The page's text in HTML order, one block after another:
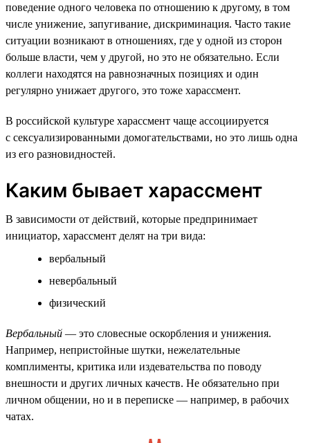
поведение одного человека по отношению к другому, в том
числе унижение, запугивание, дискриминация. Часто такие
ситуации возникают в отношениях, где у одной из сторон
больше власти, чем у другой, но это не обязательно. Если
коллеги находятся на равнозначных позициях и один
регулярно унижает другого, это тоже харассмент.
В российской культуре харассмент чаще ассоциируется
с сексуализированными домогательствами, но это лишь одна
из его разновидностей.
Каким бывает харассмент
В зависимости от действий, которые предпринимает
инициатор, харассмент делят на три вида:
вербальный
невербальный
физический
Вербальный — это словесные оскорбления и унижения.
Например, непристойные шутки, нежелательные
комплименты, критика или издевательства по поводу
внешности и других личных качеств. Не обязательно при
личном общении, но и в переписке — например, в рабочих
чатах.